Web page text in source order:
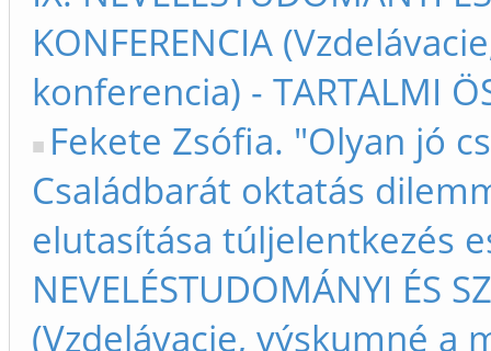
KONFERENCIA
konferencia) - TARTALMI
Fekete Zsófia. "Olyan jó
Családbarát oktatás
elutasítása túljelentkezés
NEVELÉSTUDOMÁNYI ÉS
(Vzdelávacie, výskumné a